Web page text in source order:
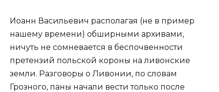
Иоанн Васильевич располагая (не в пример
нашему времени) обширными архивами,
ничуть не сомневается в беспочвенности
претензий польской короны на ливонские
земли. Разговоры о Ливонии, по словам
Грозного, паны начали вести только после